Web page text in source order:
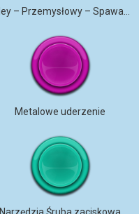
Metalowe uderzenie